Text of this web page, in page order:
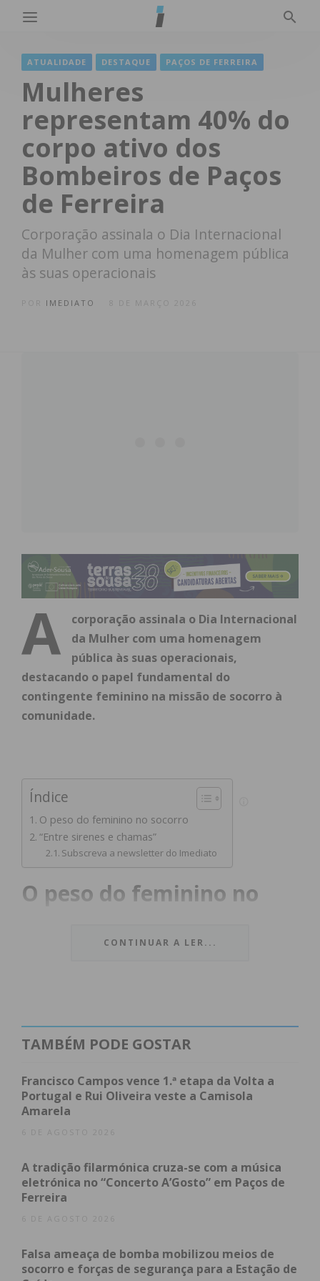
ATUALIDADE DESTAQUE PAÇOS DE FERREIRA
Mulheres
representam 40% do
corpo ativo dos
Bombeiros de Paços
de Ferreira
Corporação assinala o Dia Internacional
da Mulher com uma homenagem pública
às suas operacionais
IMEDIATO 8 DE MARÇO 2026
A
corporação assinala o Dia Internacional
da Mulher com uma homenagem
pública às suas operacionais,
destacando o papel fundamental do
contingente feminino na missão de socorro à
comunidade.
Índice
O peso do feminino no socorro
“Entre sirenes e chamas”
Subscreva a newsletter do Imediato
O peso do feminino no
nas suas fileiras. Segundo a pubicação feita pela
instituição este domingo, as mulheres representam
A data, que celebra o Dia Internacional da Mulher,
serviu de mote para um agradecimento público ao
segurança da população.
“Entre sirenes e chamas”
Sob o lema“Orgulhosamente Bombeiras”, a
CONTINUAR A LER...
TAMBÉM PODE GOSTAR
Francisco Campos vence 1.ª etapa da Volta a
Portugal e Rui Oliveira veste a Camisola
Amarela
6 DE AGOSTO 2026
A tradição filarmónica cruza-se com a música
eletrónica no “Concerto A’Gosto” em Paços de
Ferreira
6 DE AGOSTO 2026
Falsa ameaça de bomba mobilizou meios de
socorro e forças de segurança para a Estação de